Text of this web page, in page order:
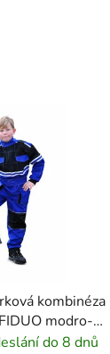
kombinéza
modro-
do 8 dnů